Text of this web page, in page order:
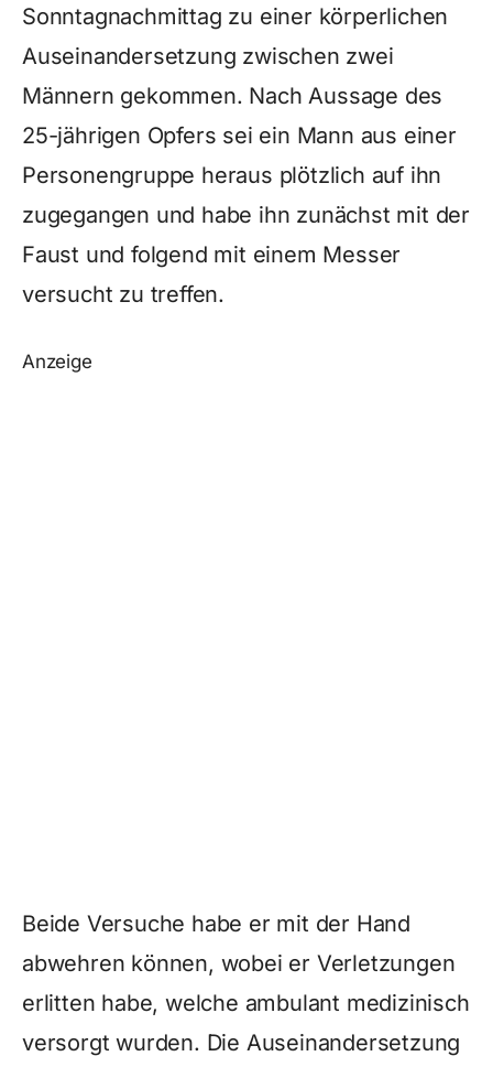
Sonntagnachmittag zu einer körperlichen
Auseinandersetzung zwischen zwei
Männern gekommen. Nach Aussage des
25-jährigen Opfers sei ein Mann aus einer
Personengruppe heraus plötzlich auf ihn
zugegangen und habe ihn zunächst mit der
Faust und folgend mit einem Messer
versucht zu treffen.
Anzeige
Beide Versuche habe er mit der Hand
abwehren können, wobei er Verletzungen
erlitten habe, welche ambulant medizinisch
versorgt wurden. Die Auseinandersetzung